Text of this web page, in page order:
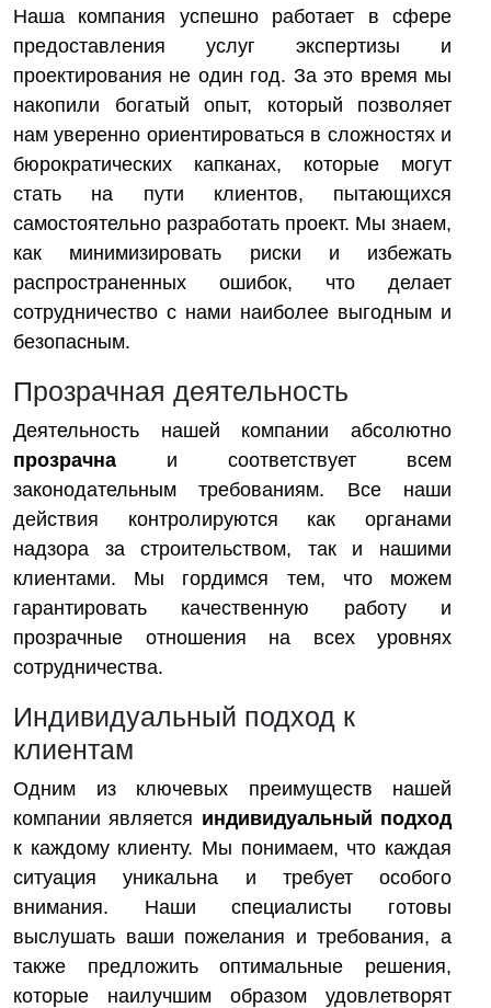
Наша компания успешно работает в сфере
предоставления услуг экспертизы и
проектирования не один год. За это время мы
накопили богатый опыт, который позволяет
нам уверенно ориентироваться в сложностях и
бюрократических капканах, которые могут
стать на пути клиентов, пытающихся
самостоятельно разработать проект. Мы знаем,
как минимизировать риски и избежать
распространенных ошибок, что делает
сотрудничество с нами наиболее выгодным и
безопасным.
Прозрачная деятельность
Деятельность нашей компании абсолютно
прозрачна и соответствует всем
законодательным требованиям. Все наши
действия контролируются как органами
надзора за строительством, так и нашими
клиентами. Мы гордимся тем, что можем
гарантировать качественную работу и
прозрачные отношения на всех уровнях
сотрудничества.
Индивидуальный подход к
клиентам
Одним из ключевых преимуществ нашей
компании является индивидуальный подход
к каждому клиенту. Мы понимаем, что каждая
ситуация уникальна и требует особого
внимания. Наши специалисты готовы
выслушать ваши пожелания и требования, а
также предложить оптимальные решения,
которые наилучшим образом удовлетворят